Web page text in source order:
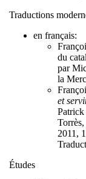
Traductions
en français:
du
par
la
et
Patrick
2011,
Études